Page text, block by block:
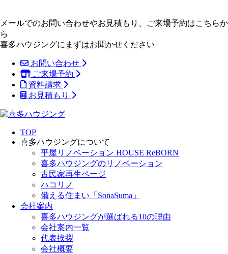
メールでのお問い合わせやお見積もり、ご来場予約はこちらか
ら
喜多ハウジングにまずはお聞かせください
お問い合わせ
ご来場予約
資料請求
お見積もり
TOP
喜多ハウジングについて
平屋リノベーション HOUSE ReBORN
喜多ハウジングのリノベーション
古民家再生ページ
ハコリノ
備える住まい「SonaSuma」
会社案内
喜多ハウジングが選ばれる10の理由
会社案内一覧
代表挨拶
会社概要